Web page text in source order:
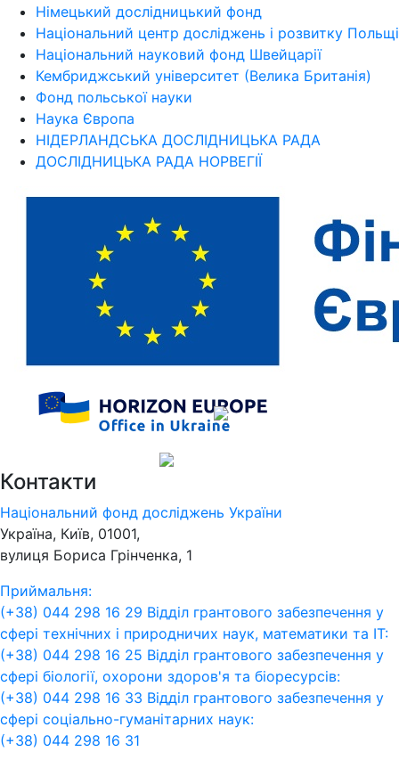
Німецький дослідницький фонд
Національний центр досліджень і розвитку Польщі
Національний науковий фонд Швейцарії
Кембриджський університет (Велика Британія)
Фонд польської науки
Наука Європа
НІДЕРЛАНДСЬКА ДОСЛІДНИЦЬКА РАДА
ДОСЛІДНИЦЬКА РАДА НОРВЕГІЇ
Контакти
Національний фонд досліджень України
Україна, Київ, 01001,
вулиця Бориса Грінченка, 1
Приймальня:
(+38) 044 298 16 29 Відділ грантового забезпечення у
сфері технічних і природничих наук, математики та ІТ:
(+38) 044 298 16 25 Відділ грантового забезпечення у
сфері біології, охорони здоров'я та біоресурсів:
(+38) 044 298 16 33 Відділ грантового забезпечення у
сфері соціально-гуманітарних наук:
(+38) 044 298 16 31